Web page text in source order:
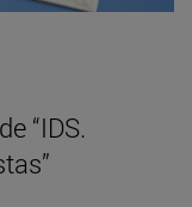
“IDS.